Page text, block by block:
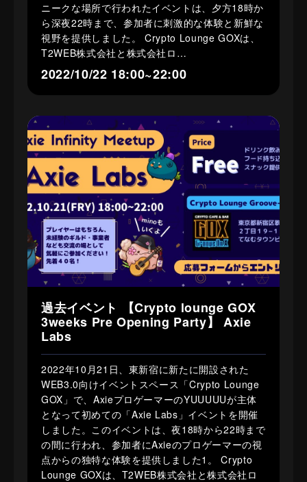
ニークな場所で行われたイベントは、夕方18時か
ら深夜22時まで、参加者に刺激的な体験と新鮮な
視野を提供しました。 Crypto Lounge GOXは、
T2WEB株式会社と株式会社ロ…
2022/10/22 18:00~22:00
過去イベント 【Crypto lounge GOX
3weeks Pre Opening Party】 Axie
Labs
2022年10月21日、東新宿に新たに開設された
WEB3.0向けイベントスペース「Crypto Lounge
GOX」で、AxieプロゲーマーのYUUUUUが主体
となって初めての「Axie Labs」イベントを開催
しました。このイベントは、夜18時から22時まで
の間に行われ、参加者にAxieのプロゲーマーの視
点からの独特な体験を提供しました​1​。 Crypto
Lounge GOXは、T2WEB株式会社と株式会社ロ